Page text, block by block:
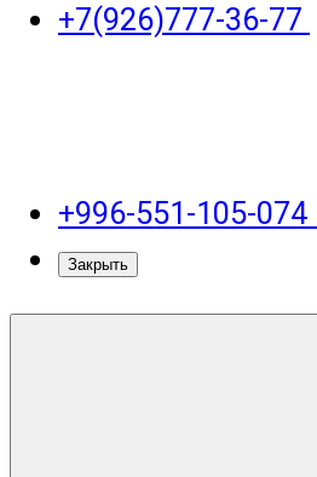
+7(926)777-36-77
+996-551-105-
Закрыть